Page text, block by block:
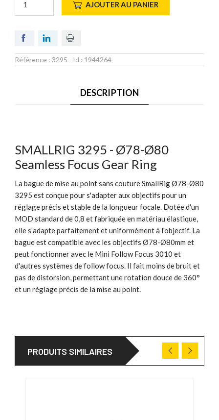
AJOUTER AU PANIER
Référence : 3295 - Id : 1944264
DESCRIPTION
SMALLRIG 3295 - Ø78-Ø80
Seamless Focus Gear Ring
La bague de mise au point sans couture SmallRig Ø78-Ø80
3295 est conçue pour s'adapter aux objectifs pour un
réglage précis et stable de la longueur focale. Dotée d'un
MOD standard de 0,8 et fabriquée en matériau élastique,
elle s'adapte parfaitement et uniformément à l'objectif. La
bague est compatible avec les objectifs Ø78-Ø80mm et
peut fonctionner avec le Mini Follow Focus 3010 et
d'autres systèmes de follow focus. Il fait moins de bruit et
pas de distorsion, permettant une rotation douce de 360°
et un réglage précis de la mise au point.
PRODUITS SIMILAIRES